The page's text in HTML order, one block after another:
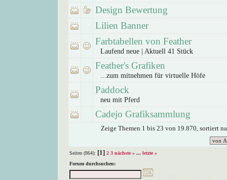
Design Bewertung
Lilien Banner
Farbtabellen von Feather
Laufend neue | Aktuell 41 Stück
Feather's Grafiken
...zum mitnehmen für virtuelle Höfe
Paddock
neu mit Pferd
Cadejo Grafiksammlung
Zeige Themen 1 bis 23 von 19.870, sortiert
Seiten (864): [1] 2 3 nächste » ... letzte »
Forum durchsuchen: